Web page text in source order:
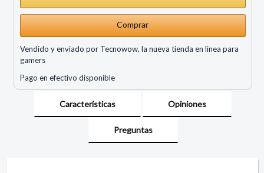
Comprar
Vendido y enviado por Tecnowow, la nueva tienda en linea para
gamers
Pago en efectivo disponible
Características Opiniones
Preguntas